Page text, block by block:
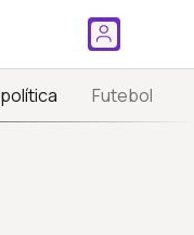
política Futebol